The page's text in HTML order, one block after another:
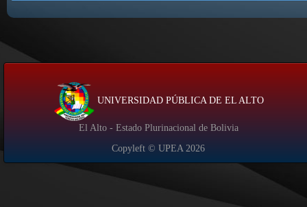
UNIVERSIDAD PÚBLICA DE EL ALTO
El Alto - Estado Plurinacional de Bolivia
Copyleft © UPEA2026